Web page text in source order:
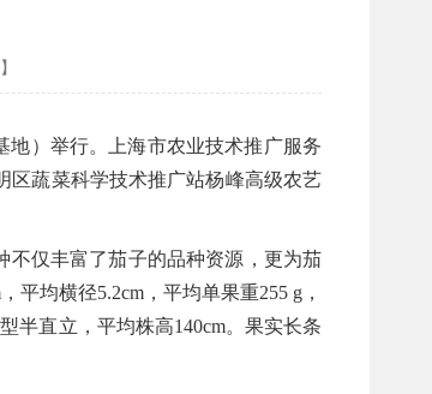
】
地）举行。上海市农业技术推广服务
区蔬菜科学技术推广站杨峰高级农艺
不仅丰富了茄子的品种资源，更为茄
平均横径5.2cm，平均单果重255 g，
半直立，平均株高140cm。果实长条